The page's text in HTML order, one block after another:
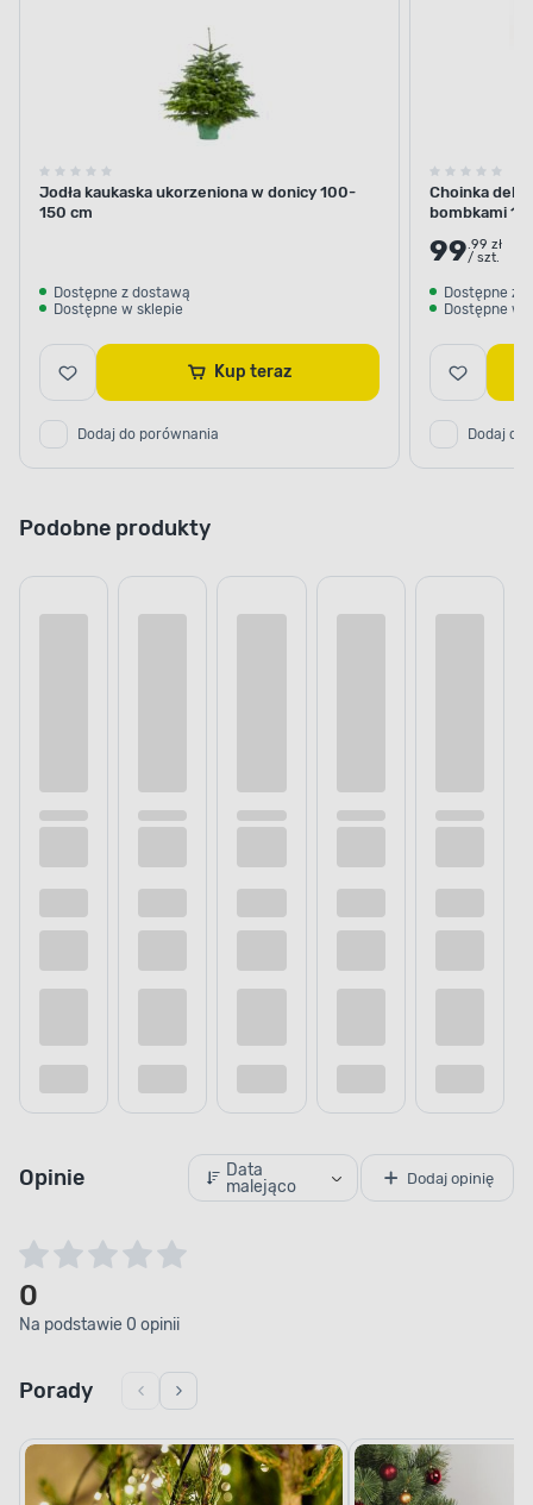
Jodła kaukaska ukorzeniona w donicy 100-
150 cm
Dostępne z dostawą
Dostępne w sklepie
Kup teraz
Dodaj do porównania
Choinka
bombkami
99.99 zł
/ szt.
Dostępne z
Dostępne w
Dodaj do
Podobne produkty
Opinie
Data
malejąco
Dodaj opinię
0
Na podstawie 0 opinii
Porady